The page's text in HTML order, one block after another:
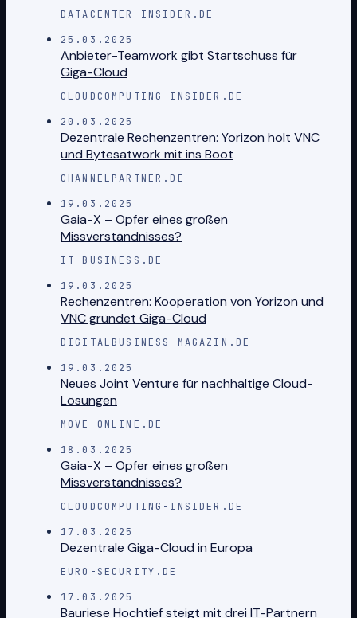
DATACENTER-INSIDER.DE
25.03.2025
Anbieter-Teamwork gibt Startschuss für
Giga-Cloud
CLOUDCOMPUTING-INSIDER.DE
20.03.2025
Dezentrale Rechenzentren: Yorizon holt VNC
und Bytesatwork mit ins Boot
CHANNELPARTNER.DE
19.03.2025
Gaia-X – Opfer eines großen
Missverständnisses?
IT-BUSINESS.DE
19.03.2025
Rechenzentren: Kooperation von Yorizon und
VNC gründet Giga-Cloud
DIGITALBUSINESS-MAGAZIN.DE
19.03.2025
Neues Joint Venture für nachhaltige Cloud-
Lösungen
MOVE-ONLINE.DE
18.03.2025
Gaia-X – Opfer eines großen
Missverständnisses?
CLOUDCOMPUTING-INSIDER.DE
17.03.2025
Dezentrale Giga-Cloud in Europa
EURO-SECURITY.DE
17.03.2025
Bauriese Hochtief steigt mit drei IT-Partnern